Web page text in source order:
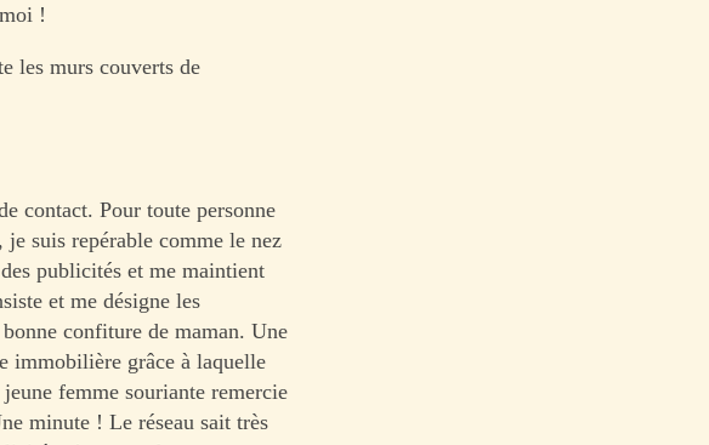
!
les murs couverts de
contact. Pour toute personne
je suis repérable comme le nez
publicités et me maintient
et me désigne les
confiture de maman. Une
immobilière grâce à laquelle
femme souriante remercie
minute ! Le réseau sait très